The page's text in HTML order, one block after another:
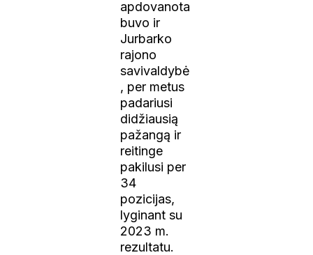
apdovanota
buvo ir
Jurbarko
rajono
savivaldybė
, per metus
padariusi
didžiausią
pažangą ir
reitinge
pakilusi per
34
pozicijas,
lyginant su
2023 m.
rezultatu.